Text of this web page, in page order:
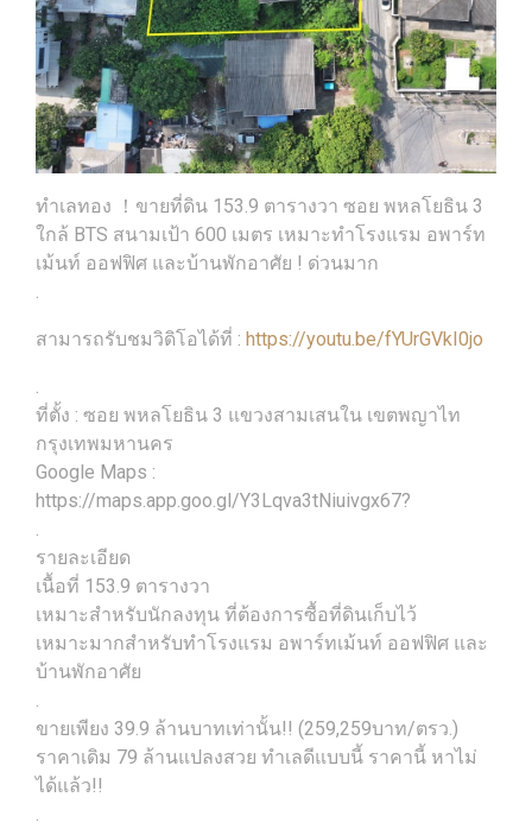
ทำเลทอง ！ขายที่ดิน 153.9 ตารางวา ซอย พหลโยธิน 3
ใกล้ BTS สนามเป้า 600 เมตร เหมาะทำโรงแรม อพาร์ท
เม้นท์ ออฟฟิศ และบ้านพักอาศัย ! ด่วนมาก
สามารถรับชมวิดิโอได้ที่ : https://youtu.be/fYUrGVkI0jo
ที่ตั้ง : ซอย พหลโยธิน 3 แขวงสามเสนใน เขตพญาไท
กรุงเทพมหานคร
Google Maps :
https://maps.app.goo.gl/Y3Lqva3tNiuivgx67?
รายละเอียด
เนื้อที่ 153.9 ตารางวา
เหมาะสำหรับนักลงทุน ที่ต้องการซื้อที่ดินเก็บไว้
เหมาะมากสำหรับทำโรงแรม อพาร์ทเม้นท์ ออฟฟิศ และ
บ้านพักอาศัย
ขายเพียง 39.9 ล้านบาทเท่านั้น!! (259,259บาท/ตรว.)
ราคาเดิม 79 ล้านแปลงสวย ทำเลดีแบบนี้ ราคานี้ หาไม่
ได้แล้ว!!